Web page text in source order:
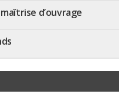
d’ouvrage